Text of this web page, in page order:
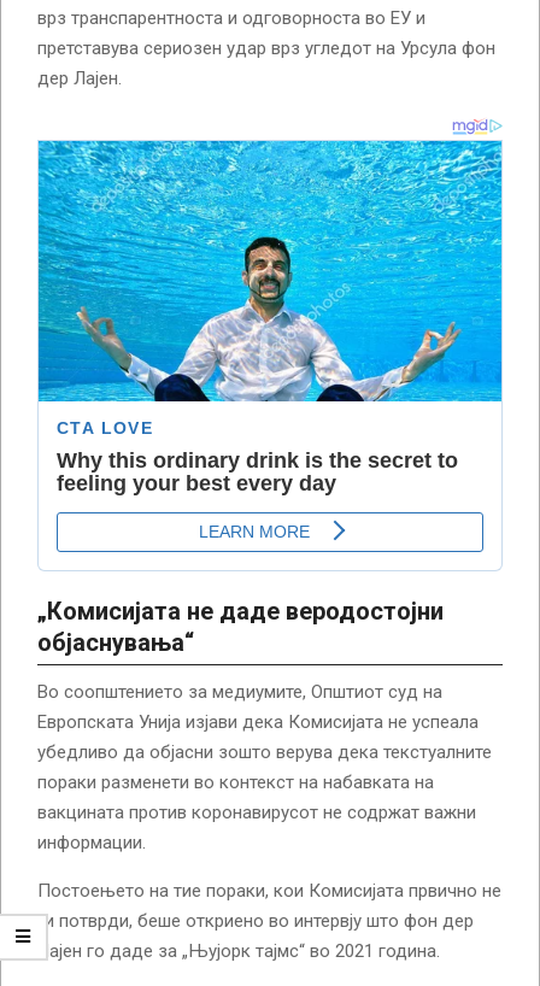
врз транспарентноста и одговорноста во ЕУ и
претставува сериозен удар врз угледот на Урсула фон
дер Лајен.
„Комисијата не даде веродостојни
објаснувања“
Во соопштението за медиумите, Општиот суд на
Европската Унија изјави дека Комисијата не успеала
убедливо да објасни зошто верува дека текстуалните
пораки разменети во контекст на набавката на
вакцината против коронавирусот не содржат важни
информации.
Постоењето на тие пораки, кои Комисијата првично не
ги потврди, беше откриено во интервју што фон дер
Лајен го даде за „Њујорк тајмс“ во 2021 година.